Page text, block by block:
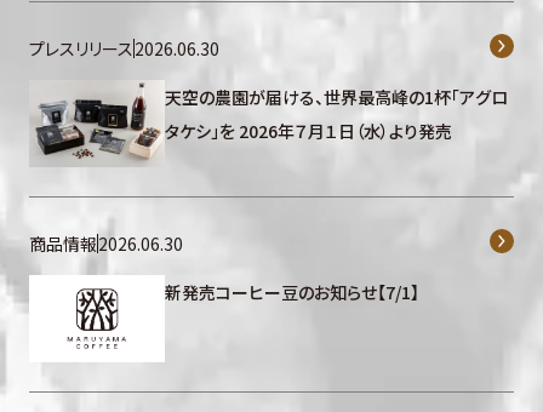
プレスリリース2026.06.30
天空の農園が届ける、世界最高峰の1杯「アグロ
タケシ」を 2026年７月１日（水）より発売
商品情報2026.06.30
新発売コーヒー豆のお知らせ【7/1】